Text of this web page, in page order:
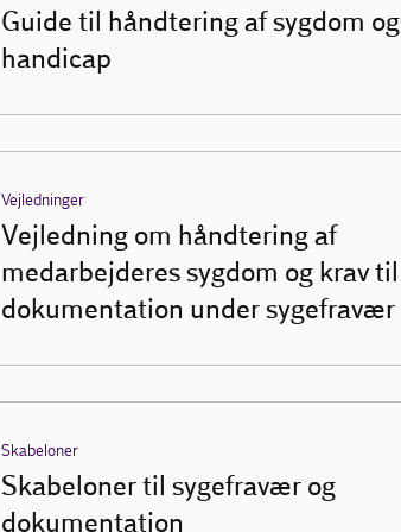
Guide til håndtering af sygdom og
handicap
Vejledninger
Vejledning om håndtering af
medarbejderes sygdom og krav til
dokumentation under sygefravær
Skabeloner
Skabeloner til sygefravær og
dokumentation